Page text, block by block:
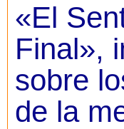
«El
Final»,
sobre
de la